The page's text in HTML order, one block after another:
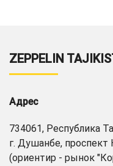
ZEPPELIN
Адрес
734061, Республика
г. Душанбе, проспект
(ориентир - рынок